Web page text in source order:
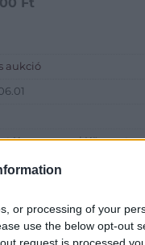
or processing of your
use the below opt-out
request is processed
aukció
Kongresszusi Központ
Virág Judit Galéria